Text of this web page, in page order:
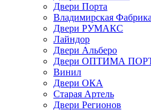
Двери Порта
Владимирская
Двери РУМАКС
Лайндор
Двери Альберо
Двери ОПТИМА
Винил
Двери ОКА
Старая Артель
Двери Регионов